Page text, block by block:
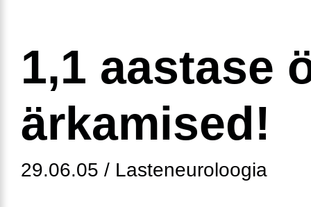
1,1 aastase
ärkamised!
29.06.05 / Lasteneuroloogia